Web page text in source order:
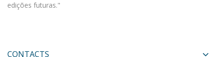
edições futuras."
CONTACTS